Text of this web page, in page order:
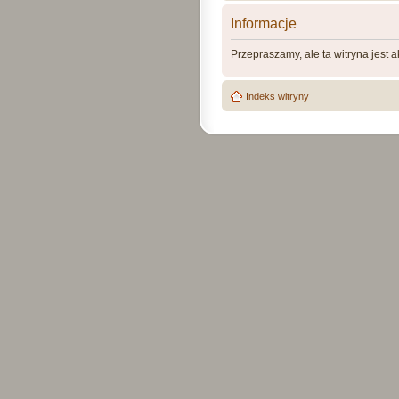
Informacje
Przepraszamy, ale ta witryna jest
Indeks witryny